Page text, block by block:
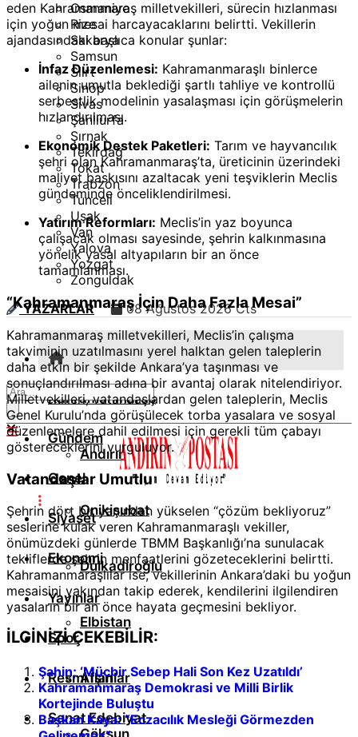
Osmaniye
Rize
Sakarya
Samsun
Siirt
Sinop
Sivas
Şanlıurfa
Şırnak
Tekirdağ
Tokat
Trabzon
Tunceli
Uşak
Van
Yalova
Yozgat
Zonguldak
YAZARLAR
08 Ağustos 2026 Cts
Kahramanmaraş
Andırın
Onikişubat
Dulkadiroğlu
Elbistan
Afşin
Göksun
Gündem
Genel
Siyaset
Ekonomi
Yayınlar
Spor
Resmi İlanlar
Sanat Edebiyat
eden Kahramanmaraş milletvekilleri, sürecin hızlanması
için yoğun mesai harcayacaklarını belirtti. Vekillerin
ajandasındaki başlıca konular şunlar:
İnfaz Düzenlemesi: Kahramanmaraşlı binlerce
ailenin umutla beklediği şartlı tahliye ve kontrollü
serbestlik modelinin yasalaşması için görüşmelerin
hızlandırılması.
Ekonomik Destek Paketleri: Tarım ve hayvancılık
şehri olan Kahramanmaraş’ta, üreticinin üzerindeki
maliyet baskısını azaltacak yeni teşviklerin Meclis
gündeminde önceliklendirilmesi.
Yatırım Reformları: Meclis’in yaz boyunca
çalışacak olması sayesinde, şehrin kalkınmasına
yönelik yasal altyapıların bir an önce
tamamlanması.
“Kahramanmaraş İçin Daha Fazla Mesai”
Kahramanmaraş milletvekilleri, Meclis’in çalışma
takviminin uzatılmasını yerel halktan gelen taleplerin
daha etkin bir şekilde Ankara’ya taşınması ve
sonuçlandırılması adına bir avantaj olarak nitelendiriyor.
Milletvekilleri, vatandaşlardan gelen taleplerin, Meclis
Genel Kurulu’nda görüşülecek torba yasalara ve sosyal
düzenlemelere dahil edilmesi için gerekli tüm çabayı
göstereceklerini vurguluyor.
Vatandaşlar Umutlu
Şehrin dört bir yanından yükselen “çözüm bekliyoruz”
seslerine kulak veren Kahramanmaraşlı vekiller,
önümüzdeki günlerde TBMM Başkanlığı’na sunulacak
tekliflerde şehrin menfaatlerini gözeteceklerini belirtti.
Kahramanmaraşlılar ise, vekillerinin Ankara’daki bu yoğun
mesaisini yakından takip ederek, kendilerini ilgilendiren
yasaların bir an önce hayata geçmesini bekliyor.
İLGİNİZİ ÇEKEBİLİR:
Şahin; ‘Mücbir Sebep Hali Son Kez Uzatıldı’
Kahramanmaraş Demokrasi ve Milli Birlik
Kortejinde Buluştu
Başkan Kaya: “Eczacılık Mesleği Görmezden